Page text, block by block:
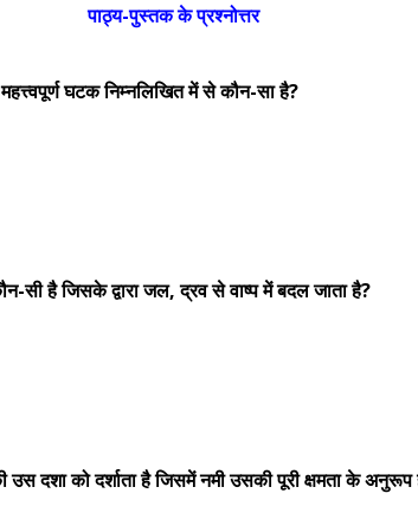
पाठ्य-पुस्तक के प्रश्नोत्तर
घटक निम्नलिखित में से कौन-सा है?
सी है जिसके द्वारा जल, द्रव से वाष्प में बदल जाता है?
दशा को दर्शाता है जिसमें नमी उसकी पूरी क्षमता के अनुरूप